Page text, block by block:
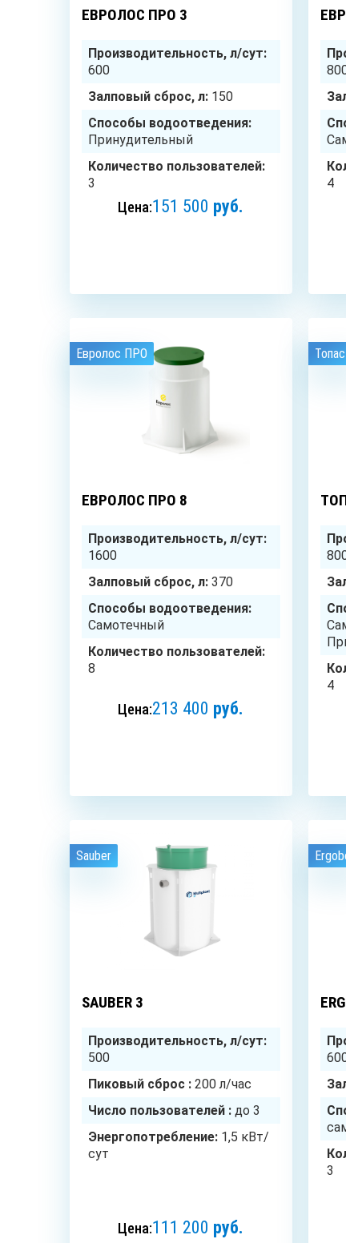
ЕВРОЛОС ПРО 3
Производительность, л/сут:
600
Залповый сброс, л: 150
Способы водоотведения:
Принудительный
Количество пользователей:
3
Цена:151 500 руб.
4
Евролос ПРО
ЕВРОЛОС ПРО 8
Производительность, л/сут:
1600
Залповый сброс, л: 370
Способы водоотведения:
Самотечный
Количество пользователей:
8
Цена:213 400 руб.
4
Sauber
SAUBER 3
Производительность, л/сут:
500
Пиковый сброс : 200 л/час
Число пользователей : до 3
Энергопотребление: 1,5 кВт/
сут
Цена:111 200 руб.
3